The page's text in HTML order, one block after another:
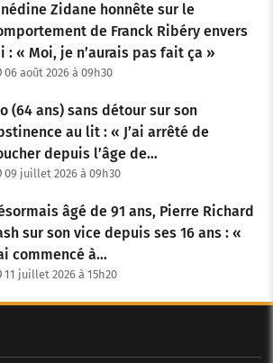
Zidane honnête sur le
de Franck Ribéry envers
: « Moi, je n’aurais pas fait ça »
06 août 2026 à 09h30
(64 ans) sans détour sur son
au lit : « J’ai arrêté de
depuis l’âge de…
09 juillet 2026 à 09h30
âgé de 91 ans, Pierre Richard
sur son vice depuis ses 16 ans : «
commencé à…
11 juillet 2026 à 15h20